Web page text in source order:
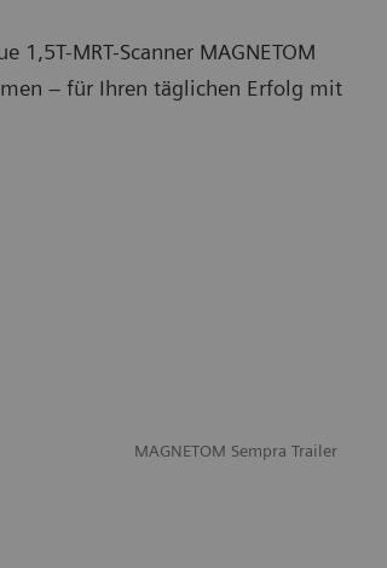
MRT-Scanner MAGNETOM
– für Ihren täglichen Erfolg mit
MAGNETOM Sempra Trailer